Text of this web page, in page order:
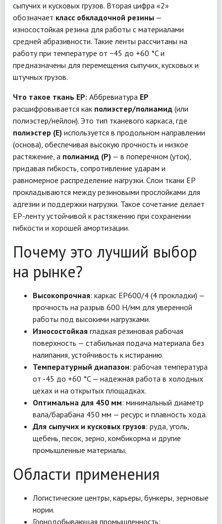
сыпучих и кусковых грузов. Вторая цифра «2»
обозначает класс обкладочной резины —
износостойкая резина для работы с материалами
средней абразивности. Такие ленты рассчитаны на
работу при температуре от −45 до +60 °C и
предназначены для перемещения сыпучих, кусковых и
штучных грузов.
Что такое ткань EP: Аббревиатура EP
расшифровывается как полиэстер/полиамид (или
полиэстер/нейлон). Это тип тканевого каркаса, где
полиэстер (E) используется в продольном направлении
(основа), обеспечивая высокую прочность и низкое
растяжение, а полиамид (P) — в поперечном (уток),
придавая гибкость, сопротивление ударам и
равномерное распределение нагрузки. Слои ткани EP
прокладываются между резиновыми прослойками для
адгезии и поддержки нагрузки. Такое сочетание делает
EP-ленту устойчивой к растяжению при сохранении
гибкости и хорошей амортизации.
Почему это лучший выбор
на рынке?
Высокопрочная: каркас EP600/4 (4 прокладки) —
прочность на разрыв 600 Н/мм для уверенной
работы под высокими нагрузками.
Износостойкая гладкая резиновая рабочая
поверхность — стабильная подача материала без
налипания, устойчивость к истиранию.
Температурный диапазон: рабочая температура
от -45 до +60 °C — надежная работа в холодных
цехах и на открытых площадках.
Оптимальна для 450 мм: минимальный диаметр
вала/барабана 450 мм — ресурс и плавность хода.
Для сыпучих и кусковых грузов: руда, уголь,
щебень, песок, зерно, комбикорма и другие
промышленные материалы.
Области применения
Логистические центры, карьеры, бункеры, зерновые
нории.
Горнодобывающая промышленность: